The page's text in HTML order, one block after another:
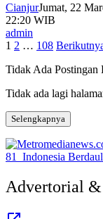
CianjurJumat, 22
22:20 WIB
admin
Paginasi
pos
1 2 … 108
Tidak Ada Postingan
Tidak ada lagi
Selengkapnya
Advertorial